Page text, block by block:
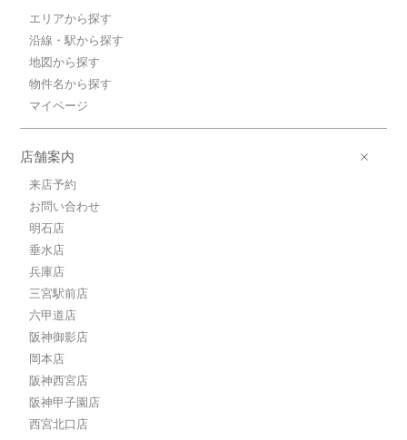
エリアから探す
沿線・駅から探す
地図から探す
物件名から探す
マイページ
店舗案内
来店予約
お問い合わせ
明石店
垂水店
兵庫店
三宮駅前店
六甲道店
阪神御影店
岡本店
阪神西宮店
阪神甲子園店
西宮北口店